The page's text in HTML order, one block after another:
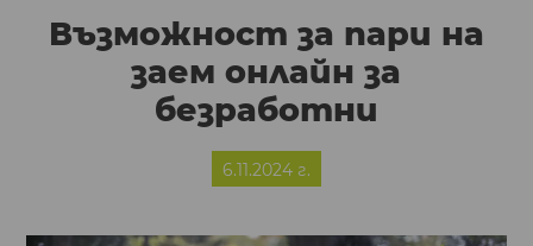
Възможност за пари на
заем онлайн за
безработни
6.11.2024 г.